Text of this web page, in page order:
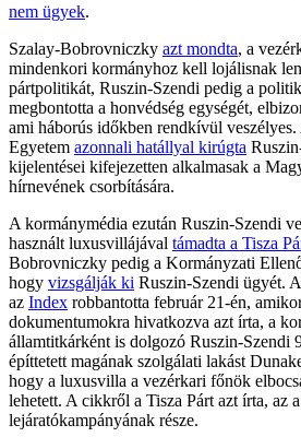
nem ügyek.
Szalay-Bobrovniczky azt mondta, a
mindenkori kormányhoz kell lojálisnak
pártpolitikát, Ruszin-Szendi pedig a
megbontotta a honvédség egységét,
ami háborús időkben rendkívül
Egyetem azonnali hatállyal kirúgta
kijelentései kifejezetten alkalmasak a
hírnevének csorbítására.
A kormánymédia ezután Ruszin-Szendi
használt luxusvillájával támadta a Tisza
Bobrovniczky pedig a Kormányzati
hogy vizsgálják ki Ruszin-Szendi ügyét.
az Index robbantotta február 21-én,
dokumentumokra hivatkozva azt írta, a
államtitkárként is dolgozó Ruszin-Szendi
építtetett magának szolgálati lakást
hogy a luxusvilla a vezérkari főnök
lehetett. A cikkről a Tisza Párt azt írta, az
lejáratókampányának része.